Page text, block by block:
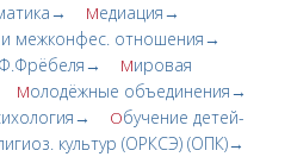
Медиация→
и межконфес. отношения→
Мировая
Молодёжные объединения→
Обучение детей-
культур (ОРКСЭ) (ОПК)→